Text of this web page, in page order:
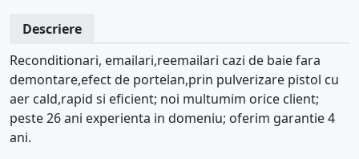
Descriere
Reconditionari, emailari,reemailari cazi de baie fara
demontare,efect de portelan,prin pulverizare pistol cu
aer cald,rapid si eficient; noi multumim orice client;
peste 26 ani experienta in domeniu; oferim garantie 4
ani.